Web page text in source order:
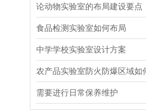
论动物实验室的布局建设要点
食品检测实验室如何布局
中学学校实验室设计方案
需要进行日常保养维护